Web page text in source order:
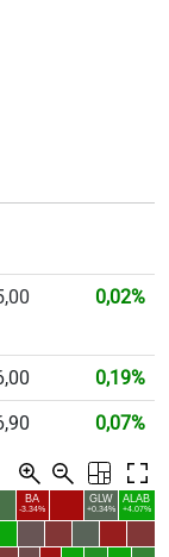
0,02%
0,19%
0,07%